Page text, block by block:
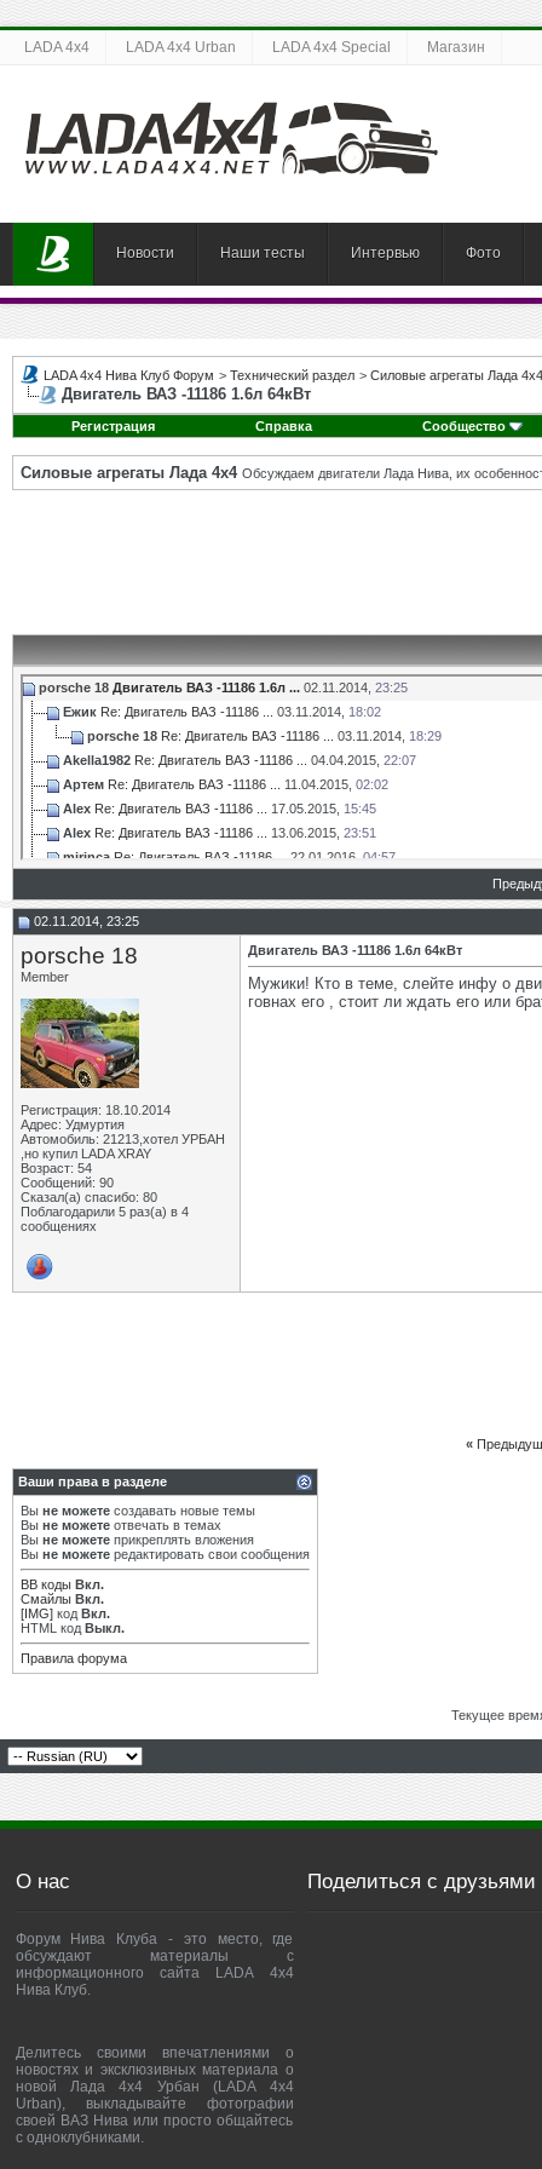
LADA 4x4 LADA 4x4 Urban LADA 4x4 Special Магазин
Новости Наши тесты Интервью Фото
LADA 4x4 Нива Клуб Форум > Технический раздел > Силовые агрегаты Лада 4х4
Двигатель ВАЗ -11186 1.6л 64кВт
Регистрация Справка Сообщество
Силовые агрегаты Лада 4х4 Обсуждаем двигатели Лада Нива, их
porsche 18 Двигатель ВАЗ -11186 1.6л ... 02.11.2014, 23:25
Eжик Re: Двигатель ВАЗ -11186 ... 03.11.2014, 18:02
porsche 18 Re: Двигатель ВАЗ -11186 ... 03.11.2014, 18:29
Akella1982 Re: Двигатель ВАЗ -11186 ... 04.04.2015, 22:07
Артем Re: Двигатель ВАЗ -11186 ... 11.04.2015, 02:02
Alex Re: Двигатель ВАЗ -11186 ... 17.05.2015, 15:45
Alex Re: Двигатель ВАЗ -11186 ... 13.06.2015, 23:51
mirinca Re: Двигатель ВАЗ -11186 ... 22.01.2016, 04:57
mirinca Re: Двигатель ВАЗ -11186 ...22.01.2016,22:04
porsche 18 Re: Двигатель ВАЗ -11186 ...
mirinca
Re: Двигатель ВАЗ -11186 ...22.01.2016,23:38
porsche 18
Re: Двигатель ВАЗ -11186 ... 23.01.2016,19:45
mirinca Re: Двигатель ВАЗ -11186 ...23.01.2016,20:48
02.11.2014, 23:25
porsche 18
Member
Регистрация: 18.10.2014
Адрес: Удмуртия
Автомобиль: 21213,хотел УРБАН
,но купил LADA XRAY
Возраст: 54
Сообщений: 90
Сказал(а) спасибо: 80
Поблагодарили 5 раз(а) в 4
сообщениях
Двигатель ВАЗ -11186 1.6л 64кВт
Мужики! Кто в теме, слейте инфу о
говнах его , стоит ли ждать его или
«
Ваши права в разделе
Вы не можете создавать новые темы
Вы не можете отвечать в темах
Вы не можете прикреплять вложения
Вы не можете редактировать свои сообщения
BB коды Вкл.
Смайлы Вкл.
[IMG] код Вкл.
HTML код Выкл.
Правила форума
Текущее
О нас
Форум Нива Клуба - это место, где
обсуждают материалы с
информационного сайта LADA 4x4
Нива Клуб.
Делитесь своими впечатлениями о
новостях и эксклюзивных материала о
новой Лада 4х4 Урбан (LADA 4x4
Urban), выкладывайте фотографии
своей ВАЗ Нива или просто общайтесь
с одноклубниками.
Поделиться с друзьями